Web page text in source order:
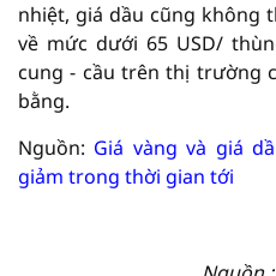
nhiệt, giá dầu cũng không
về mức dưới 65 USD/
cung - cầu trên thị trường
bằng.
Nguồn: Giá vàng và giá
giảm trong thời gian tới